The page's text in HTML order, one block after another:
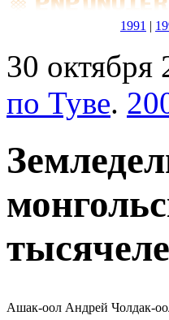
1991 |
30 октября
по Туве.
Ашак-оол Андрей Чолдак-